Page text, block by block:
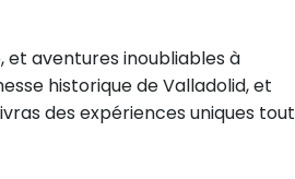
et aventures inoubliables à
historique de Valladolid, et
des expériences uniques tout